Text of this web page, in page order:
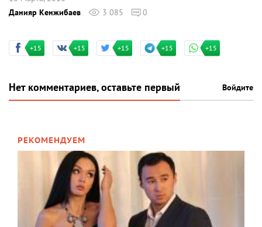
Данияр Кенжибаев
3 085 0
+15 +15 +15 +15 +15
Нет комментариев, оставьте первый Войдите
РЕКОМЕНДУЕМ